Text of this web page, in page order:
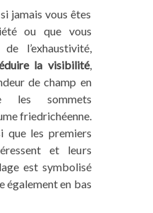
jamais vous êtes
ou que vous
l’exhaustivité,
la visibilité,
de champ en
les sommets
friedrichéenne.
que les premiers
et leurs
est symbolisé
également en bas